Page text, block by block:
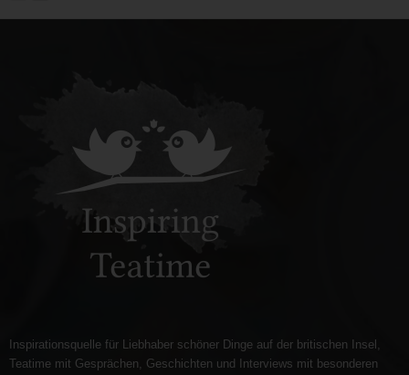
Inspirationsquelle für Liebhaber schöner Dinge auf der britischen Insel,
Teatime mit Gesprächen, Geschichten und Interviews mit besonderen